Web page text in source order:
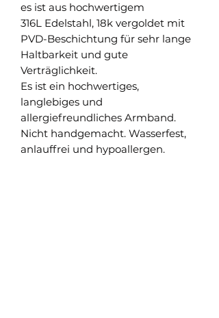
es ist aus hochwertigem
316L Edelstahl, 18k vergoldet mit
PVD-Beschichtung für sehr lange
Haltbarkeit und gute
Verträglichkeit.
Es ist ein hochwertiges,
langlebiges und
allergiefreundliches Armband.
Nicht handgemacht. Wasserfest,
anlauffrei und hypoallergen.